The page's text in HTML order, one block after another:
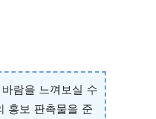
람을 느껴보실 수
홍보 판촉물을 준